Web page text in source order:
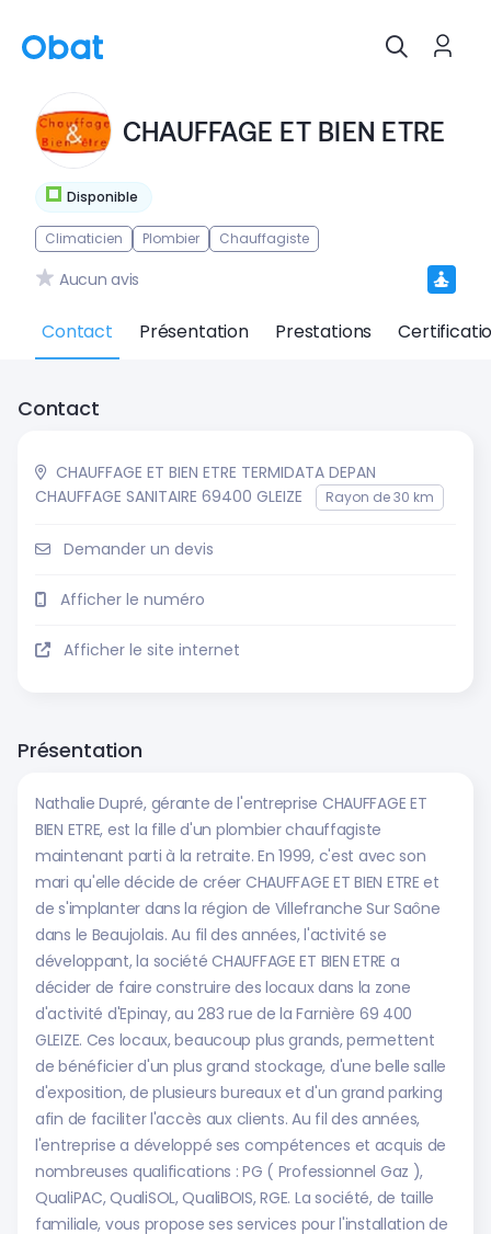
Disponible
CHAUFFAGE ET BIEN ETRE
Climaticien Plombier Chauffagiste
Aucun avis
Contact Présentation Prestations
Contact
CHAUFFAGE ET BIEN ETRE TERMIDATA DEPAN
CHAUFFAGE SANITAIRE 69400 GLEIZE
Rayon de 30 km
Demander un devis
Afficher le numéro
Afficher le site internet
Présentation
Nathalie Dupré, gérante de l'entreprise CHAUFFAGE ET
BIEN ETRE, est la fille d'un plombier chauffagiste
maintenant parti à la retraite. En 1999, c'est avec son
mari qu'elle décide de créer CHAUFFAGE ET BIEN ETRE et
de s'implanter dans la région de Villefranche Sur Saône
dans le Beaujolais. Au fil des années, l'activité se
développant, la société CHAUFFAGE ET BIEN ETRE a
décider de faire construire des locaux dans la zone
d'activité d'Epinay, au 283 rue de la Farnière 69 400
GLEIZE. Ces locaux, beaucoup plus grands, permettent
de bénéficier d'un plus grand stockage, d'une belle salle
d'exposition, de plusieurs bureaux et d'un grand parking
afin de faciliter l'accès aux clients. Au fil des années,
l'entreprise a développé ses compétences et acquis de
nombreuses qualifications : PG ( Professionnel Gaz ),
QualiPAC, QualiSOL, QualiBOIS, RGE. La société, de taille
familiale, vous propose ses services pour l'installation de